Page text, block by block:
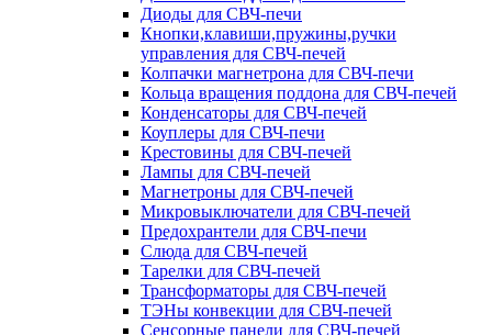
Диоды для СВЧ-печи
Кнопки,клавиши,пружины,ручки
управления для СВЧ-печей
Колпачки магнетрона для СВЧ-печи
Кольца вращения поддона для СВЧ-печей
Конденсаторы для СВЧ-печей
Коуплеры для СВЧ-печи
Крестовины для СВЧ-печей
Лампы для СВЧ-печей
Магнетроны для СВЧ-печей
Микровыключатели для СВЧ-печей
Предохрантели для СВЧ-печи
Слюда для СВЧ-печей
Тарелки для СВЧ-печей
Трансформаторы для СВЧ-печей
ТЭНы конвекции для СВЧ-печей
Сенсорные панели для СВЧ-печей